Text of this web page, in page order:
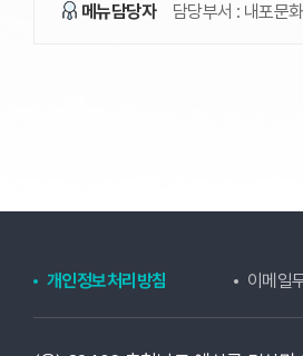
메뉴담당자 담당부서 : 내포문
개인정보처리방침 이메일